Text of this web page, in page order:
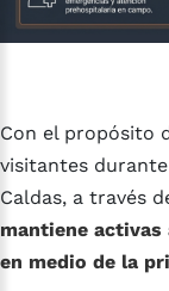
Con el propósito
visitantes
Caldas, a través
mantiene
en medio de la